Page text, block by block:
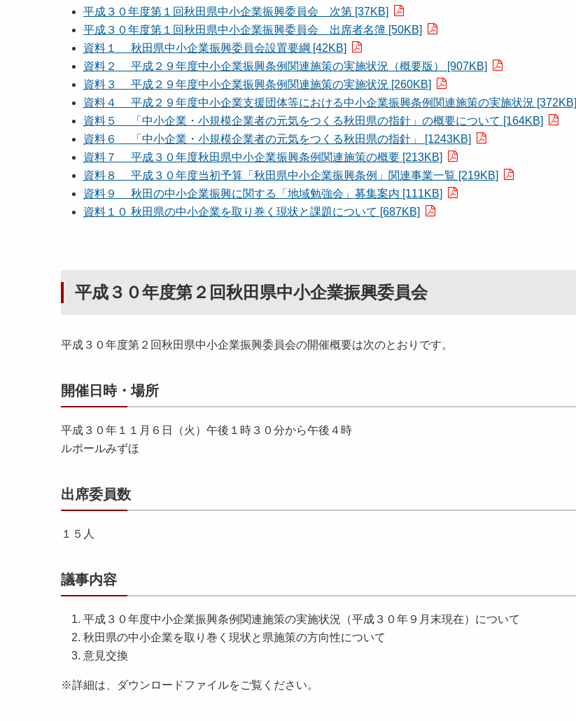
平成３０年度第１回秋田県中小企業振興委員会 次第 [37KB]
平成３０年度第１回秋田県中小企業振興委員会 出席者名簿 [50KB]
資料１ 秋田県中小企業振興委員会設置要綱 [42KB]
資料２ 平成２９年度中小企業振興条例関連施策の実施状況（概要版） [907KB]
資料３ 平成２９年度中小企業振興条例関連施策の実施状況 [260KB]
資料４ 平成２９年度中小企業支援団体等における中小企業振興条例関連施策の実施状況 [372KB]
資料５ 「中小企業・小規模企業者の元気をつくる秋田県の指針」の概要について [164KB]
資料６ 「中小企業・小規模企業者の元気をつくる秋田県の指針」 [1243KB]
資料７ 平成３０年度秋田県中小企業振興条例関連施策の概要 [213KB]
資料８ 平成３０年度当初予算「秋田県中小企業振興条例」関連事業一覧 [219KB]
資料９ 秋田の中小企業振興に関する「地域勉強会」募集案内 [111KB]
資料１０ 秋田県の中小企業を取り巻く現状と課題について [687KB]
平成３０年度第２回秋田県中小企業振興委員会
平成３０年度第２回秋田県中小企業振興委員会の開催概要は次のとおりです。
開催日時・場所
平成３０年１１月６日（火）午後１時３０分から午後４時
ルポールみずほ
出席委員数
１５人
議事内容
平成３０年度中小企業振興条例関連施策の実施状況（平成３０年９月末現在）について
秋田県の中小企業を取り巻く現状と県施策の方向性について
意見交換
※詳細は、ダウンロードファイルをご覧ください。